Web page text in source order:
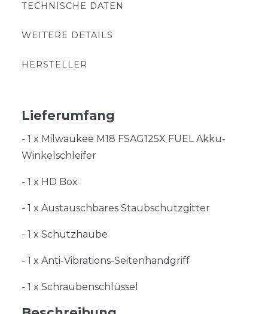
TECHNISCHE DATEN
WEITERE DETAILS
HERSTELLER
Lieferumfang
- 1 x Milwaukee M18 FSAG125X FUEL Akku-
Winkelschleifer
- 1 x HD Box
- 1 x Austauschbares Staubschutzgitter
- 1 x Schutzhaube
- 1 x Anti-Vibrations-Seitenhandgriff
- 1 x Schraubenschlüssel